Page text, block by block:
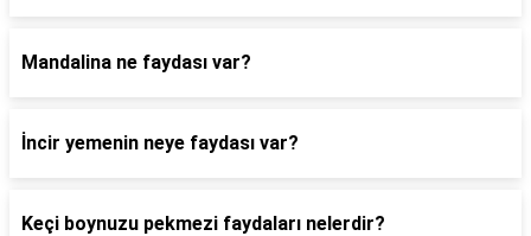
Mandalina ne faydası var?
İncir yemenin neye faydası var?
Keçi boynuzu pekmezi faydaları nelerdir?